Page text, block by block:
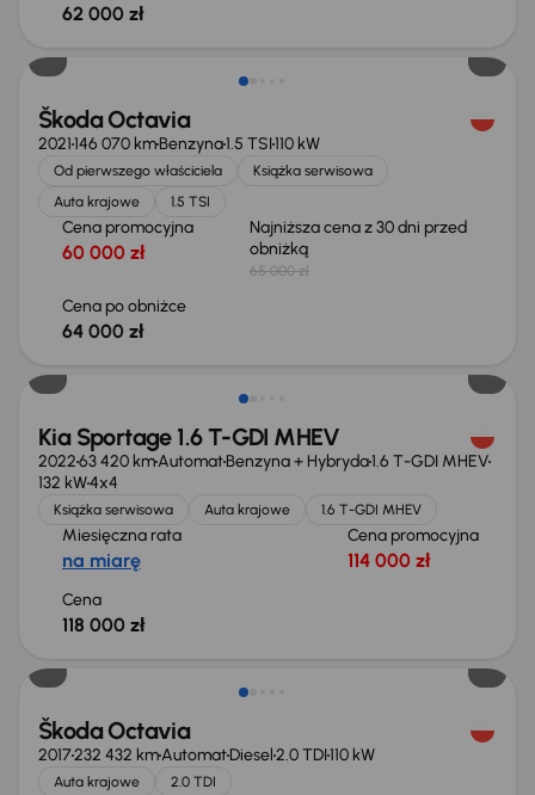
62 000 zł
Taniej o 1 000 zł
Škoda Octavia
2021146 070 kmBenzyna1.5 TSI110 kW
Od pierwszego właściciela
Książka serwisowa
Auta krajowe
1.5 TSI
Cena promocyjna
60 000 zł
Najniższa cena z 30 dni przed
obniżką
65 000 zł
Cena po obniżce
64 000 zł
Kia Sportage 1.6 T-GDI MHEV
202263 420 kmAutomatBenzyna + Hybryda1.6 T-GDI MHEV
132 kW4x4
Książka serwisowa Auta krajowe 1.6 T-GDI MHEV
Miesięczna rata
na miarę
Cena promocyjna
114 000 zł
Cena
118 000 zł
Taniej o 1 500 zł
Škoda Octavia
2017232 432 kmAutomatDiesel2.0 TDI110 kW
Auta krajowe 2.0 TDI